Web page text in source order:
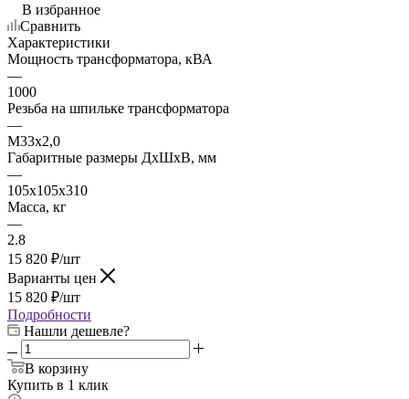
В избранное
Сравнить
Характеристики
Мощность трансформатора, кВА
—
1000
Резьба на шпильке трансформатора
—
М33х2,0
Габаритные размеры ДхШхВ, мм
—
105х105х310
Масса, кг
—
2.8
15 820 ₽/шт
Варианты цен
15 820 ₽/шт
Подробности
Нашли дешевле?
В корзину
Купить в 1 клик